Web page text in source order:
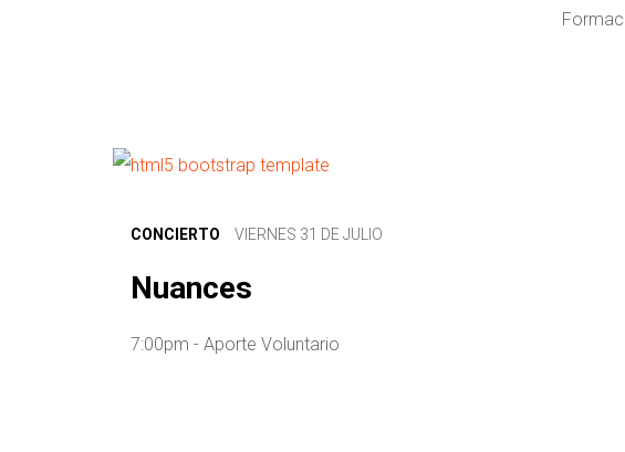
CONCIERTO VIERNES 31 DE JULIO
Nuances
7:00pm - Aporte Voluntario